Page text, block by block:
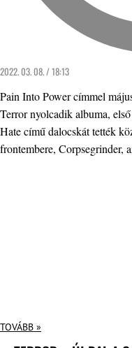
2022. 03. 08. / 18:13
Pain Into Power címmel
Terror nyolcadik albuma,
Hate című dalocskát tették
frontembere, Corpsegrinder,
TOVÁBB »